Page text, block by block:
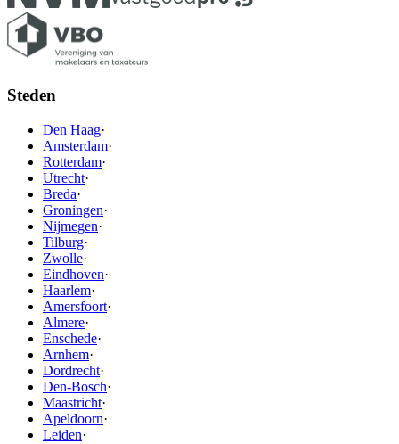
Steden
Den Haag·
Amsterdam·
Rotterdam·
Utrecht·
Breda·
Groningen·
Nijmegen·
Tilburg·
Zwolle·
Eindhoven·
Haarlem·
Amersfoort·
Almere·
Enschede·
Arnhem·
Dordrecht·
Den-Bosch·
Maastricht·
Apeldoorn·
Leiden·